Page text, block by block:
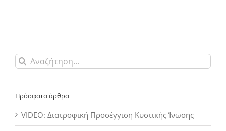
Αναζήτηση
για:
Πρόσφατα άρθρα
VIDEO: Διατροφική Προσέγγιση Κυστικής Ίνωσης